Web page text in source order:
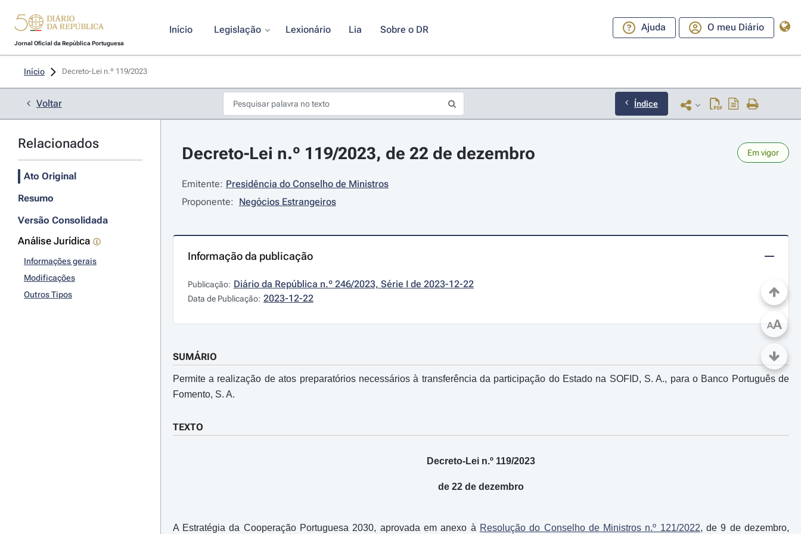
Jornal Oficial da República Portuguesa
Início Legislação Lexionário Lia Sobre o DR Ajuda O meu Diário
Início Decreto-Lei n.º 119/2023
Voltar Índice
Relacionados
Ato Original
Resumo
Versão Consolidada
Análise Jurídica
Informações gerais
Modificações
Outros Tipos
Decreto-Lei n.º 119/2023, de 22 de dezembro Em vigor
Emitente: Presidência do Conselho de Ministros
Proponente: Negócios Estrangeiros
Informação da publicação
Publicação: Diário da República n.º 246/2023, Série I de 2023-12-22
Data de Publicação: 2023-12-22
SUMÁRIO
Permite a realização de atos preparatórios necessários à transferência da participação do Estado na SOFID, S. A., para o Banco Português de
Fomento, S. A.
TEXTO
Decreto-Lei n.º 119/2023
de 22 de dezembro
A Estratégia da Cooperação Portuguesa 2030, aprovada em anexo à Resolução do Conselho de Ministros n.º 121/2022, de 9 de dezembro,
AA